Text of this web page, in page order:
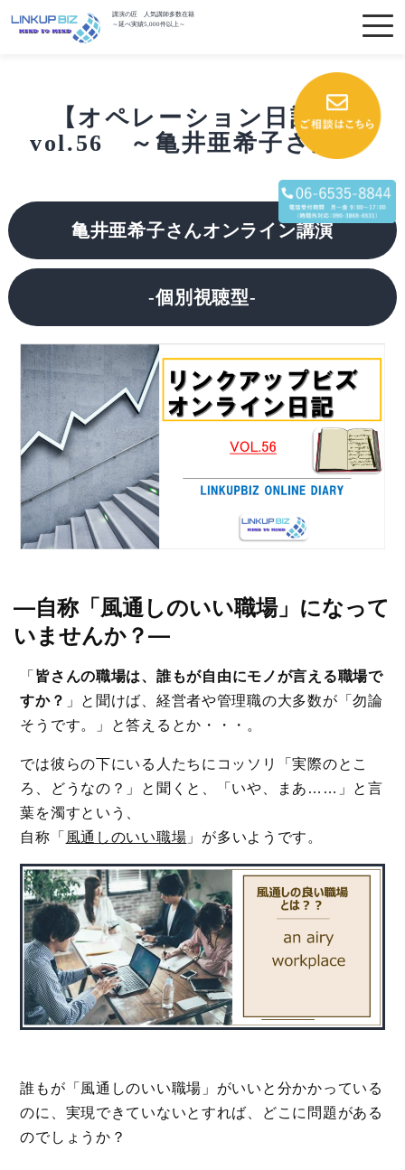
講演の匠 人気講師多数在籍
～延べ実績5,000件以上～
【オペレーション日記】
vol.56 ～亀井亜希子さん～
亀井亜希子さんオンライン講演
-個別視聴型-
―自称「風通しのいい職場」になって
いませんか？―
「 皆さんの職場は、誰もが自由にモノが言える職場で
すか？ 」と聞けば、経営者や管理職の大多数が「勿論
そうです。」と答えるとか・・・。
では彼らの下にいる人たちにコッソリ「実際のとこ
ろ、どうなの？」と聞くと、「いや、まあ……」と言
葉を濁すという、
自称「 風通しのいい職場 」が多いようです。
誰もが「風通しのいい職場」がいいと分かかっている
のに、実現できていないとすれば、どこに問題がある
のでしょうか？